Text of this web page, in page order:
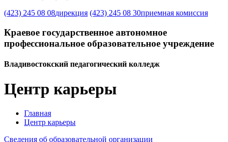
(423) 245 08 08дирекция (423) 245 08 30приемная комиссия
Краевое государственное автономное
профессиональное образовательное учреждение
Владивостокский педагогический колледж
Центр карьеры
Главная
Центр карьеры
Сведения об образовательной организации